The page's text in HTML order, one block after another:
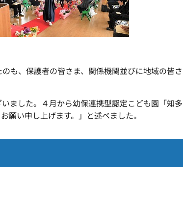
も、保護者の皆さま、関係機関並びに地域の皆
ました。４月から幼保連携型認定こども園「知
願い申し上げます。」と述べました。